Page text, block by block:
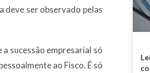
deve ser observado pelas
sucessão empresarial só
ao Fisco. É só